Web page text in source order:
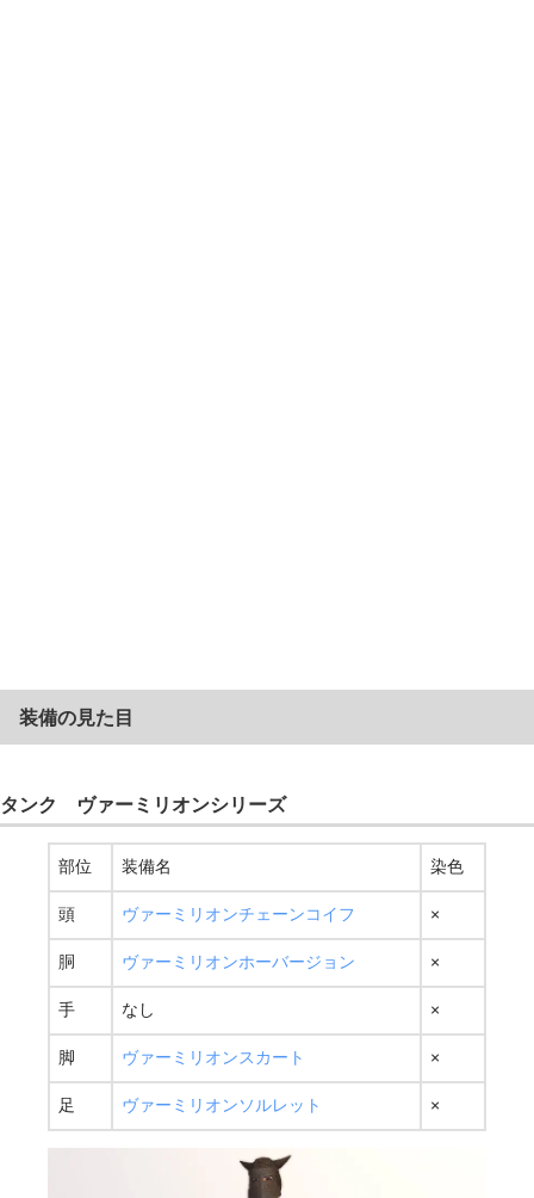
装備の見た目
タンク ヴァーミリオンシリーズ
部位 装備名 染色
頭 ヴァーミリオンチェーンコイフ ×
胴 ヴァーミリオンホーバージョン ×
手 なし ×
脚 ヴァーミリオンスカート ×
足 ヴァーミリオンソルレット ×